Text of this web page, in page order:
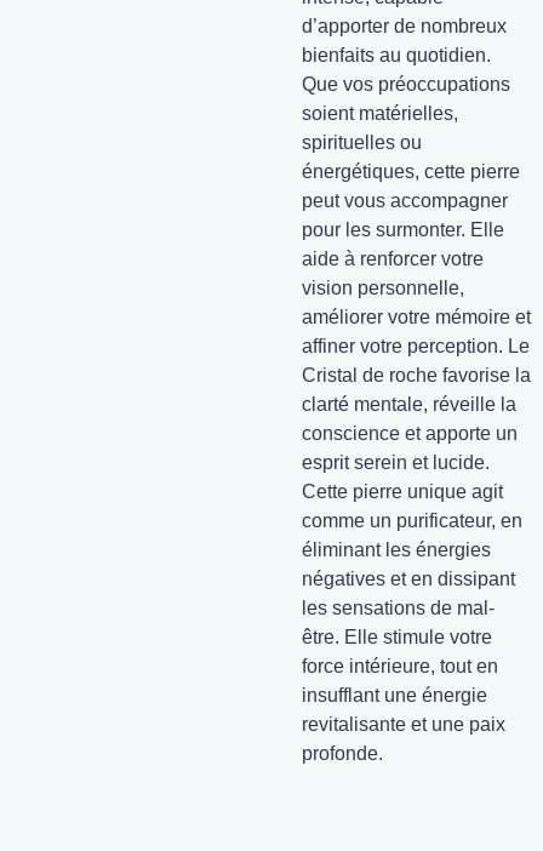
d’apporter de nombreux
bienfaits au quotidien.
Que vos préoccupations
soient matérielles,
spirituelles ou
énergétiques, cette pierre
peut vous accompagner
pour les surmonter. Elle
aide à renforcer votre
vision personnelle,
améliorer votre mémoire et
affiner votre perception. Le
Cristal de roche favorise la
clarté mentale, réveille la
conscience et apporte un
esprit serein et lucide.
Cette pierre unique agit
comme un purificateur, en
éliminant les énergies
négatives et en dissipant
les sensations de mal-
être. Elle stimule votre
force intérieure, tout en
insufflant une énergie
revitalisante et une paix
profonde.